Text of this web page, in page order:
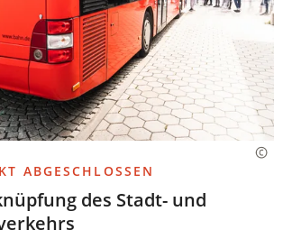
ABGESCHLOSSEN
des Stadt- und